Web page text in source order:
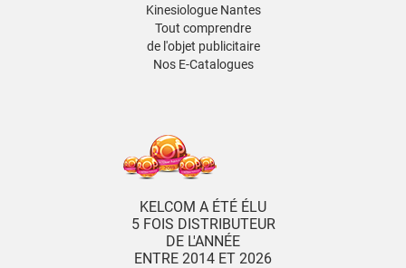
Kinesiologue Nantes
Tout comprendre
de l'objet publicitaire
Nos E-Catalogues
KELCOM A ÉTÉ ÉLU
5 FOIS DISTRIBUTEUR
DE L'ANNÉE
ENTRE 2014 ET 2026